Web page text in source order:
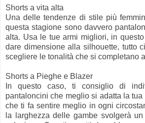
Shorts a vita alta
Una delle tendenze di stile più
questa stagione sono davvero
alta. Usa le tue armi migliori, in
dare dimensione alla silhouette, tutto
scegliere le tonalità che si completano
Shorts a Pieghe e Blazer
In questo caso, ti consiglio di
pantaloncini che meglio si adatta la
che ti fa sentire meglio in ogni
la larghezza delle gambe svolgerà